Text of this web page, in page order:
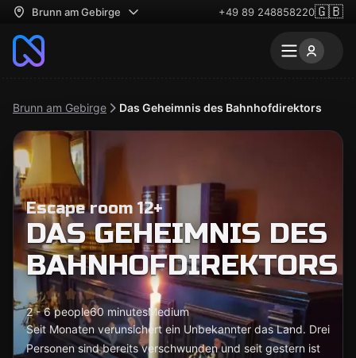
Brunn am Gebirge +49 89 248858220🇬🇧
Brunn am Gebirge Das Geheimnis des Bahnhofdirektors
Escape room 12+
DAS GEHEIMNIS DES
BAHNHOFDIREKTORS
2 - 6 people60 minutesMedium
Seit Monaten verunsichert ein Unbekannter das Land. Drei
Personen sind bereits verschwunden und seit gestern ist